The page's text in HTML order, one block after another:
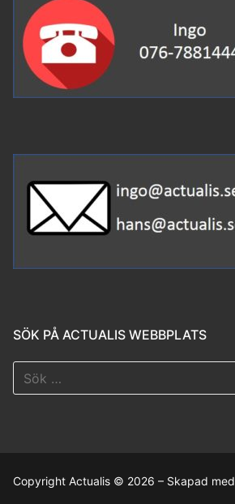
SÖK PÅ ACTUALIS WEBBPLATS
Copyright Actualis © 2026 – Skapad med